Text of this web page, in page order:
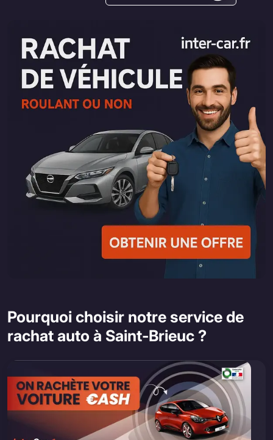
Pourquoi choisir notre service de
rachat auto à Saint-Brieuc ?